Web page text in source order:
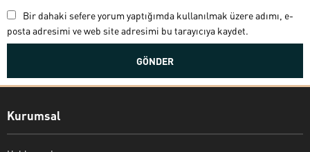
Bir dahaki sefere yorum yaptığımda kullanılmak üzere adımı, e-
posta adresimi ve web site adresimi bu tarayıcıya kaydet.
Kurumsal